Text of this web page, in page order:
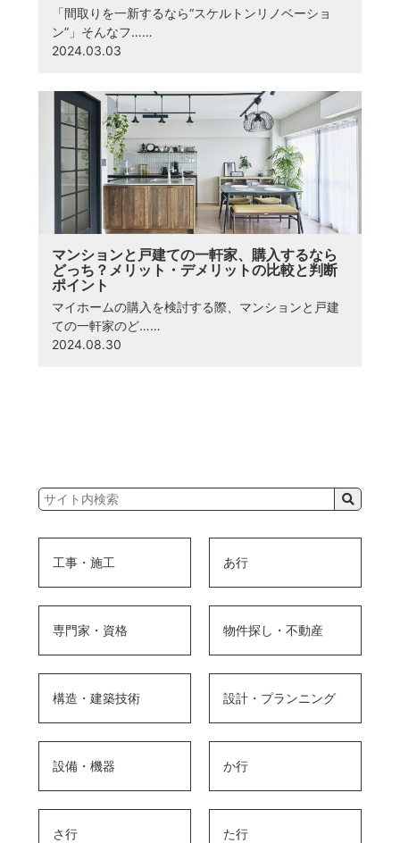
「間取りを一新するなら“スケルトンリノベーショ
ン”」そんなフ……
2024.03.03
マンションと戸建ての一軒家、購入するなら
どっち？メリット・デメリットの比較と判断
ポイント
マイホームの購入を検討する際、マンションと戸建
ての一軒家のど……
2024.08.30
工事・施工 あ行
専門家・資格 物件探し・不動産
構造・建築技術 設計・プランニング
設備・機器 か行
さ行 た行